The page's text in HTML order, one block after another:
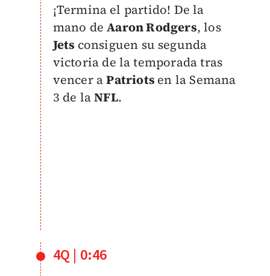
¡Termina el partido! De la
mano deAaron Rodgers, los
Jets consiguen su segunda
victoria de la temporada tras
vencer aPatriots en la Semana
3 de laNFL.
4Q | 0:46